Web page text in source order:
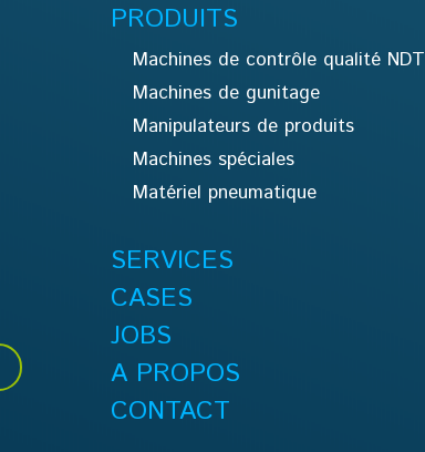
PRODUITS
Machines de contrôle qualité NDT
Machines de gunitage
Manipulateurs de produits
Machines spéciales
Matériel pneumatique
SERVICES
CASES
JOBS
A PROPOS
CONTACT